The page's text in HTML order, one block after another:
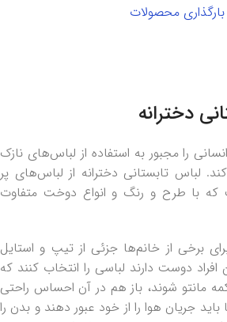
بارگذاری محصولات
دخترانه
را مجبور به استفاده از لباس‌های نازک
لباس تابستانی دخترانه از لباس‌های پر
با طرح و رنگ و انواع دوخت متفاوت
برخی از خانم‌ها جزئی از تیپ و استایل
دوست دارند لباسی را انتخاب کنند که
مانتو شوند، باز هم در آن احساس راحتی
جریان هوا را از خود عبور دهند و بدن را